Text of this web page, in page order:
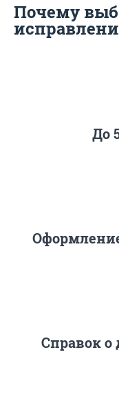
Почему
До
Справок о